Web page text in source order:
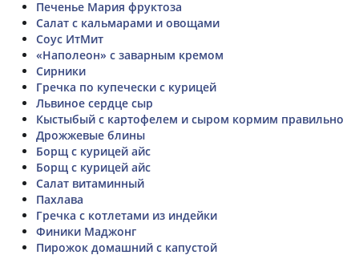
Печенье Мария фруктоза
Салат с кальмарами и овощами
Соус ИтМит
«Наполеон» с заварным кремом
Сирники
Гречка по купечески с курицей
Львиное сердце сыр
Кыстыбый с картофелем и сыром кормим правильно
Дрожжевые блины
Борщ с курицей айс
Борщ с курицей айс
Салат витаминный
Пахлава
Гречка с котлетами из индейки
Финики Маджонг
Пирожок домашний с капустой